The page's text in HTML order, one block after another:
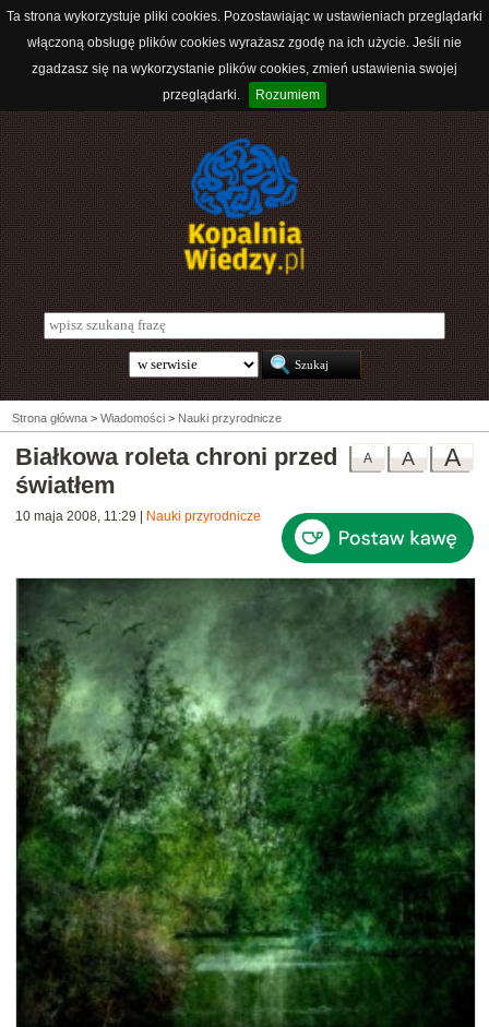
Ta strona wykorzystuje pliki cookies. Pozostawiając w ustawieniach przeglądarki
włączoną obsługę plików cookies wyrażasz zgodę na ich użycie. Jeśli nie
zgadzasz się na wykorzystanie plików cookies, zmień ustawienia swojej
przeglądarki.
Rozumiem
Strona główna > Wiadomości > Nauki przyrodnicze
A
A
A
Białkowa roleta chroni przed
światłem
10 maja 2008, 11:29 Nauki przyrodnicze